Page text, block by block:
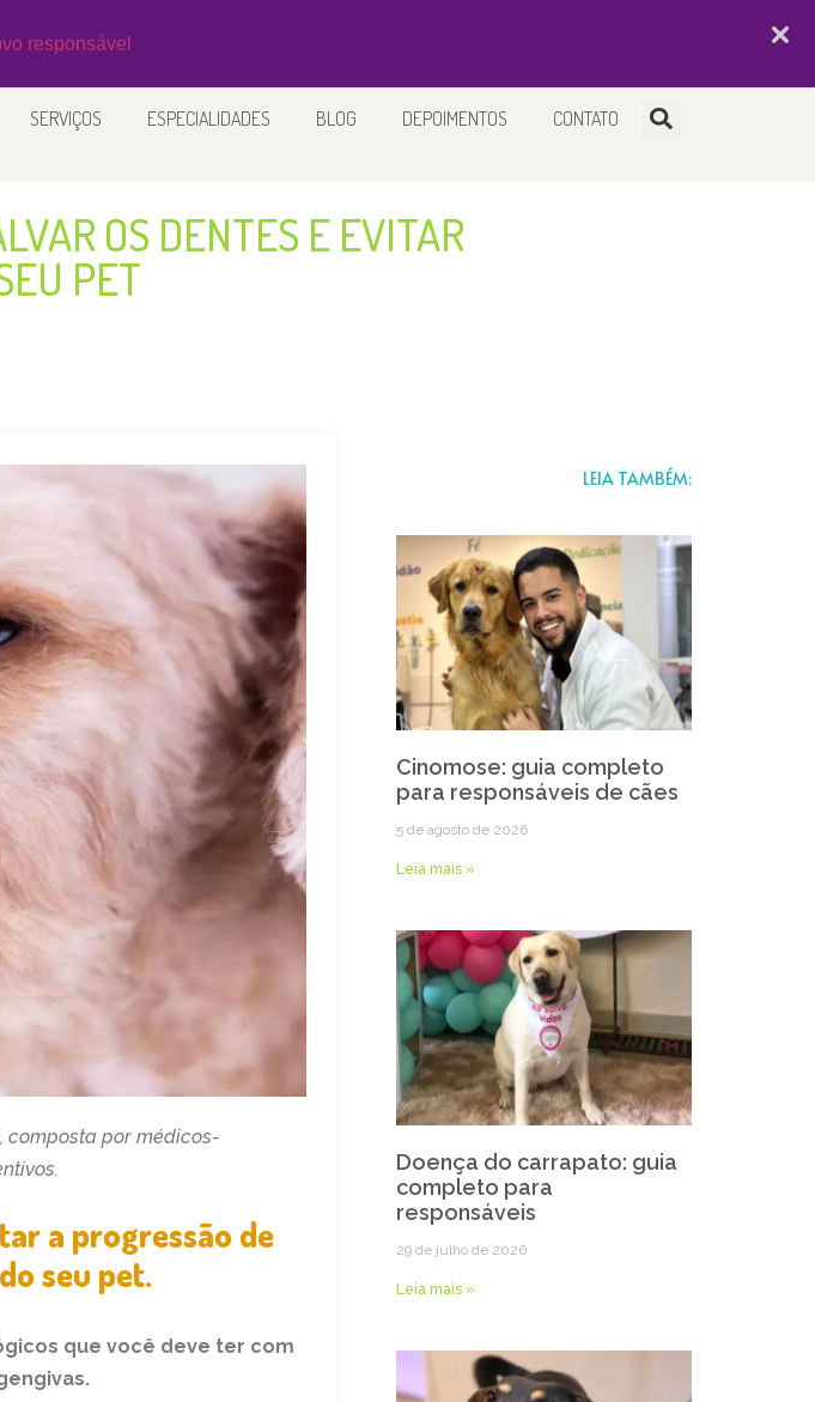
SERVIÇOS ESPECIALIDADES BLOG DEPOIMENTOS CONTATO
OS DENTES E EVITAR
PET
composta por médicos-
a progressão de
seu pet.
que você deve ter com
LEIA TAMBÉM:
Cinomose: guia completo
para responsáveis de cães
5 de agosto de 2026
Leia mais »
Doença do carrapato: guia
completo para
responsáveis
29 de julho de 2026
Leia mais »